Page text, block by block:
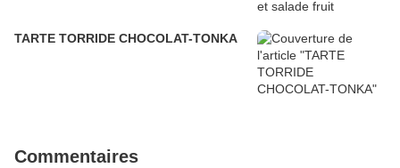
TARTE TORRIDE CHOCOLAT-TONKA
Commentaires